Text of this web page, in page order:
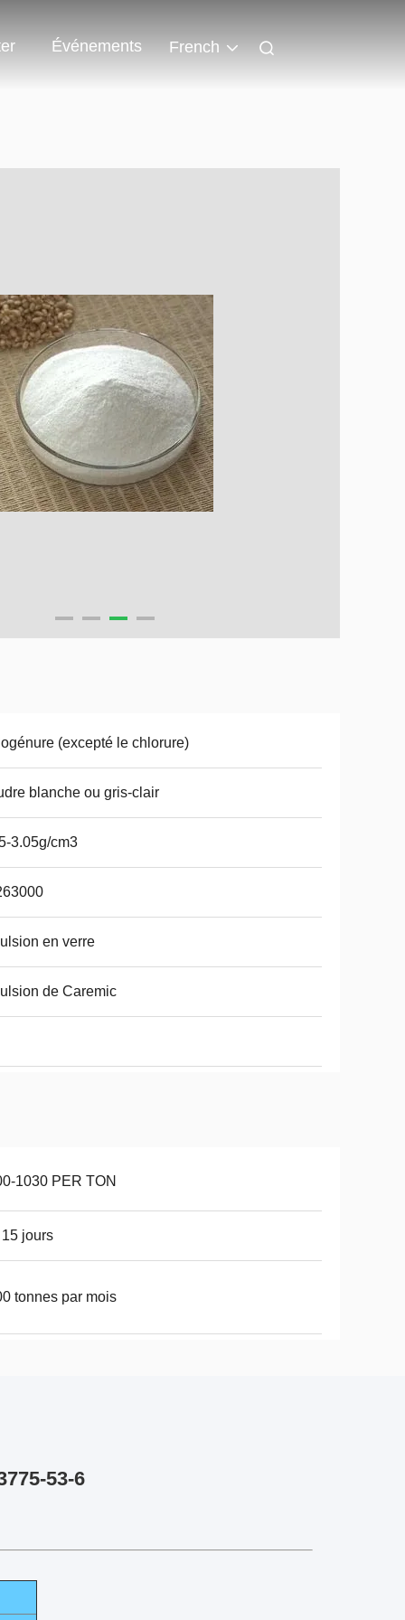
Événements French
(excepté le chlorure)
blanche ou gris-clair
3.05g/cm3
en verre
de Caremic
1030 PER TON
jours
tonnes par mois
53-6